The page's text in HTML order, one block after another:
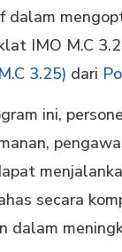
dalam
IMO M.C
3.25) dari
ini,
secara
dalam